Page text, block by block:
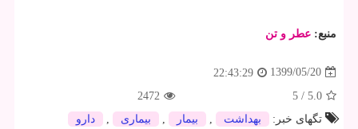
منبع: عطر و تن
1399/05/20
22:43:29
5.0
/
5
2472
تگهای خبر:
بهداشت بیمار بیماری دارو